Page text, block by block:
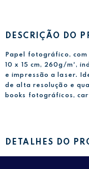
DESCRIÇÃO DO
Papel fotográfico,
10 x 15 cm, 260g/m²,
e impressão a laser.
de alta resolução e
books fotográficos,
DETALHES DO